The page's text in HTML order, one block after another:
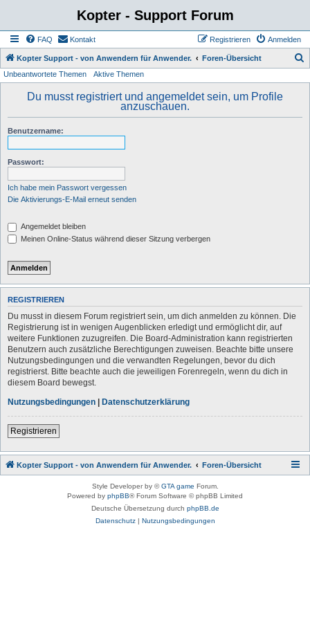
Kopter - Support Forum
FAQ Kontakt Anmelden
Registrieren
Kopter Support - von Anwendern für Anwender. Foren-Übersicht
Unbeantwortete Themen Aktive Themen
Du musst registriert und angemeldet sein, um Profile
anzuschauen.
Benutzername:
Passwort:
Ich habe mein Passwort vergessen
Die Aktivierungs-E-Mail erneut senden
Angemeldet bleiben
Meinen Online-Status während dieser Sitzung verbergen
REGISTRIEREN
Du musst in diesem Forum registriert sein, um dich anmelden zu können. Die
Registrierung ist in wenigen Augenblicken erledigt und ermöglicht dir, auf
weitere Funktionen zuzugreifen. Die Board-Administration kann registrierten
Benutzern auch zusätzliche Berechtigungen zuweisen. Beachte bitte unsere
Nutzungsbedingungen und die verwandten Regelungen, bevor du dich
registrierst. Bitte beachte auch die jeweiligen Forenregeln, wenn du dich in
diesem Board bewegst.
Nutzungsbedingungen | Datenschutzerklärung
Registrieren
Kopter Support - von Anwendern für Anwender. Foren-Übersicht
Style Developer by ©GTA game Forum.
Powered by phpBB® Forum Software © phpBB Limited
Deutsche Übersetzung durch phpBB.de
Datenschutz| Nutzungsbedingungen